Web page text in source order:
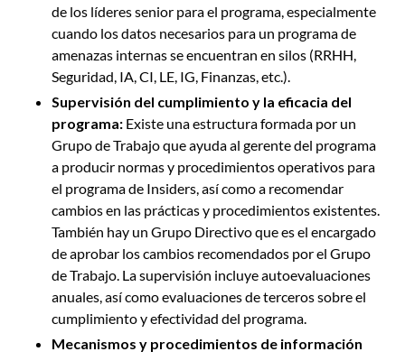
de los líderes senior para el programa, especialmente
cuando los datos necesarios para un programa de
amenazas internas se encuentran en silos (RRHH,
Seguridad, IA, CI, LE, IG, Finanzas, etc.).
Supervisión del cumplimiento y la eficacia del
programa: Existe una estructura formada por un
Grupo de Trabajo que ayuda al gerente del programa
a producir normas y procedimientos operativos para
el programa de Insiders, así como a recomendar
cambios en las prácticas y procedimientos existentes.
También hay un Grupo Directivo que es el encargado
de aprobar los cambios recomendados por el Grupo
de Trabajo. La supervisión incluye autoevaluaciones
anuales, así como evaluaciones de terceros sobre el
cumplimiento y efectividad del programa.
Mecanismos y procedimientos de información